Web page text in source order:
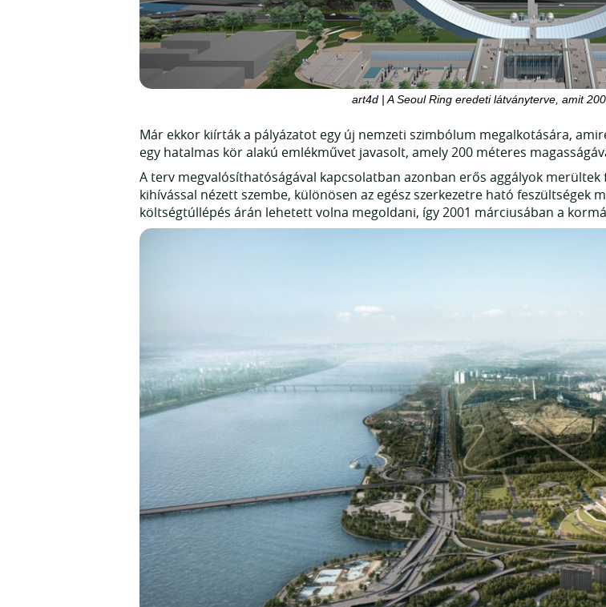
art4d | A Seoul Ring eredeti látványterve, amit
Már ekkor kiírták a pályázatot egy új nemzeti szimbólum megalkotására,
egy hatalmas kör alakú emlékművet javasolt, amely 200 méteres
A terv megvalósíthatóságával kapcsolatban azonban erős aggályok
kihívással nézett szembe, különösen az egész szerkezetre ható feszültségek
költségtúllépés árán lehetett volna megoldani, így 2001 márciusában a